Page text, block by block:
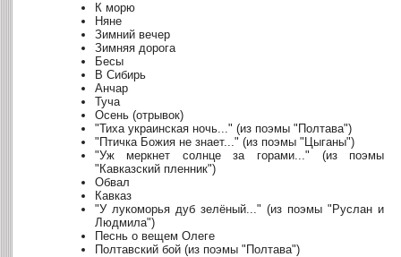
К морю
Няне
Зимний вечер
Зимняя дорога
Бесы
В Сибирь
Анчар
Туча
Осень (отрывок)
"Тиха украинская ночь..." (из поэмы "Полтава")
"Птичка Божия не знает..." (из поэмы "Цыганы")
"Уж меркнет солнце за горами..." (из поэмы
"Кавказский пленник")
Обвал
Кавказ
"У лукоморья дуб зелёный..." (из поэмы "Руслан и
Людмила")
Песнь о вещем Олеге
Полтавский бой (из поэмы "Полтава")